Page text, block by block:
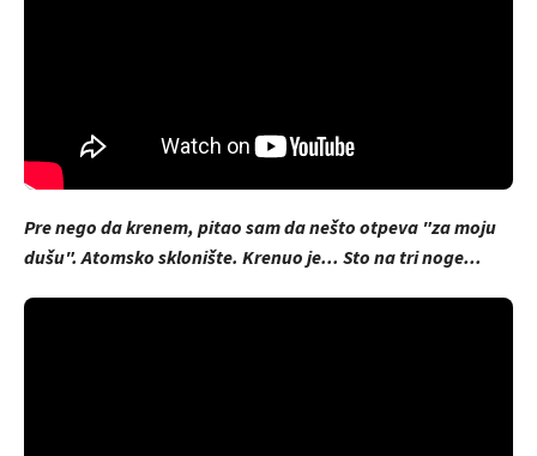
Pre nego da krenem, pitao sam da nešto otpeva "za moju
dušu". Atomsko sklonište. Krenuo je... Sto na tri noge...